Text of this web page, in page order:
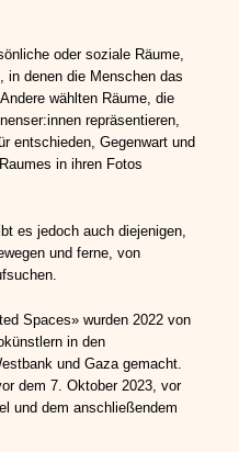
oder soziale Räume,
in denen die Menschen das
wählten Räume, die
repräsentieren,
entschieden, Gegenwart und
in ihren Fotos
es jedoch auch diejenigen,
und ferne, von
Spaces» wurden 2022 von
in den
und Gaza gemacht.
dem 7. Oktober 2023, vor
und dem anschließendem